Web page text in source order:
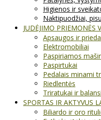
Higienos ir
Naktipuodžiai,
JUDĖJIMO PRIEMONĖS
Apsaugos ir
Elektromobiliai
Paspiriamos
Paspirtukai
Pedalais minami
Riedlentės
Triratukai ir
SPORTAS IR AKTYVUS
Biliardo ir oro